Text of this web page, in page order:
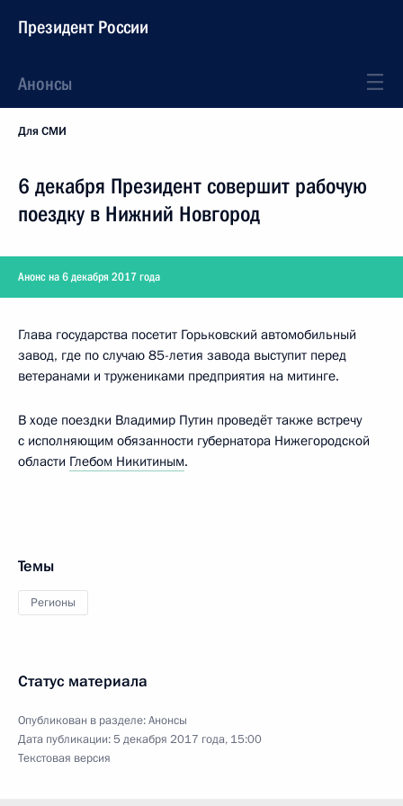
Президент России
Анонсы
Для СМИ
6 декабря Президент совершит рабочую
поездку в Нижний Новгород
Анонс на 6 декабря 2017 года
Глава государства посетит Горьковский автомобильный
завод, где по случаю 85-летия завода выступит перед
ветеранами и тружениками предприятия на митинге.
В ходе поездки Владимир Путин проведёт также встречу
с исполняющим обязанности губернатора Нижегородской
области Глебом Никитиным.
Темы
Регионы
Статус материала
Опубликован в разделе:Анонсы
Дата публикации:5 декабря 2017 года, 15:00
Текстовая версия